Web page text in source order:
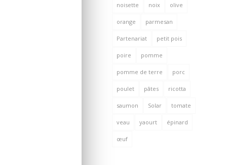
noisette noix olive
orange parmesan
Partenariat petit pois
poire pomme
pomme de terre porc
poulet pâtes ricotta
saumon Solar tomate
veau yaourt épinard
œuf